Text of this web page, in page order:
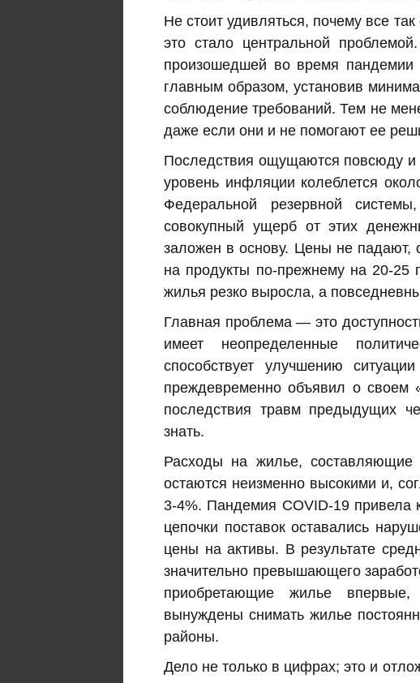
Не стоит удивляться, почему все
это стало центральной
произошедшей во время пандемии
главным образом, установив
соблюдение требований. Тем не
даже если они и не помогают ее
Последствия ощущаются повсюду и
уровень инфляции колеблется
Федеральной резервной
совокупный ущерб от этих
заложен в основу. Цены не падают,
на продукты по-прежнему на 20-25
жилья резко выросла, а
Главная проблема — это
имеет неопределенные
способствует улучшению
преждевременно объявил о своем
последствия травм предыдущих
знать.
Расходы на жилье, составляющие
остаются неизменно высокими и,
3-4%. Пандемия COVID-19 привела
цепочки поставок оставались
цены на активы. В результате
значительно превышающего
приобретающие жилье
вынуждены снимать жилье
районы.
Дело не только в цифрах; это и